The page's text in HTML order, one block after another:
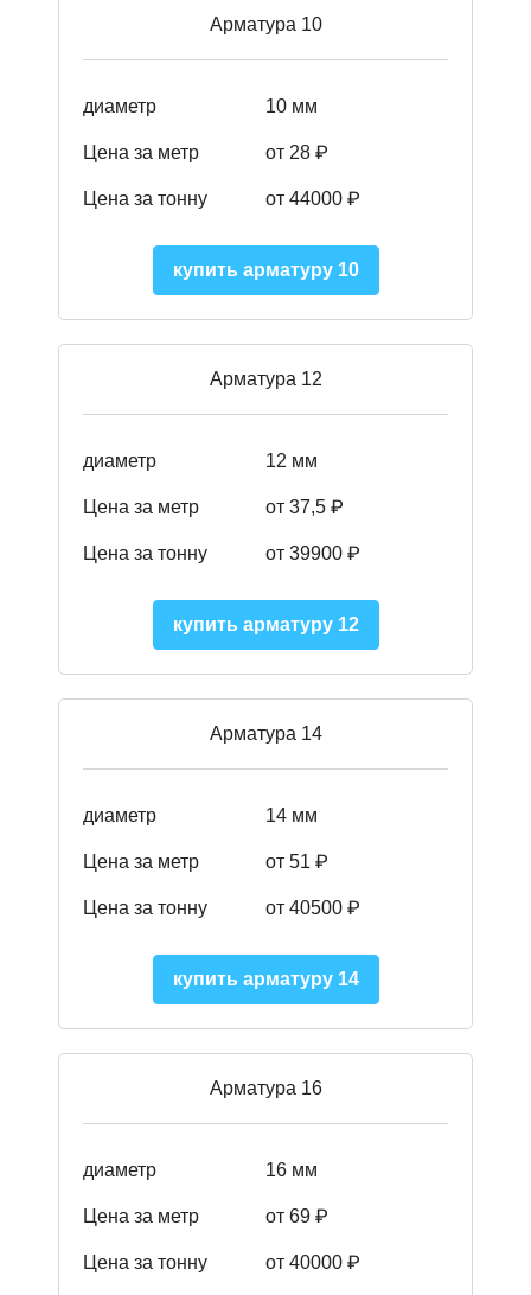
Арматура 10
диаметр 10 мм
Цена за метр от 28 ₽
Цена за тонну от 44000 ₽
купить арматуру 10
Арматура 12
диаметр 12 мм
Цена за метр от 37,5 ₽
Цена за тонну от 39900 ₽
купить арматуру 12
Арматура 14
диаметр 14 мм
Цена за метр от 51 ₽
Цена за тонну от 40500 ₽
купить арматуру 14
Арматура 16
диаметр 16 мм
Цена за метр от 69 ₽
Цена за тонну от 40000 ₽